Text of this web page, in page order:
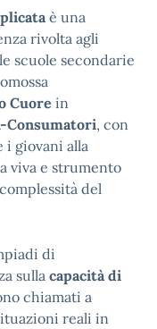
è una
rivolta agli
scuole secondarie
Cuore in
Consumatori, con
i giovani alla
viva e strumento
del
di
sulla capacità di
chiamati a
reali in